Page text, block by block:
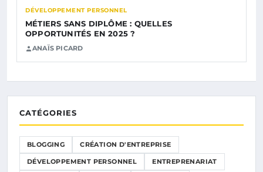
DÉVELOPPEMENT PERSONNEL
MÉTIERS SANS DIPLÔME : QUELLES
OPPORTUNITÉS EN 2025 ?
ANAÏS PICARD
CATÉGORIES
BLOGGING CRÉATION D'ENTREPRISE
DÉVELOPPEMENT PERSONNEL ENTREPRENARIAT